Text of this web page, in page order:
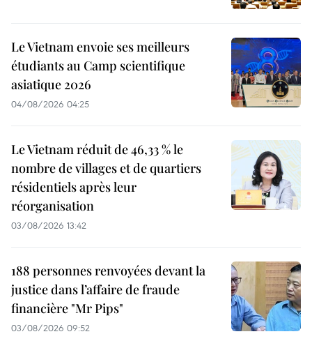
Le Vietnam envoie ses meilleurs
étudiants au Camp scientifique
asiatique 2026
04/08/2026 04:25
Le Vietnam réduit de 46,33 % le
nombre de villages et de quartiers
résidentiels après leur
réorganisation
03/08/2026 13:42
188 personnes renvoyées devant la
justice dans l’affaire de fraude
financière "Mr Pips"
03/08/2026 09:52